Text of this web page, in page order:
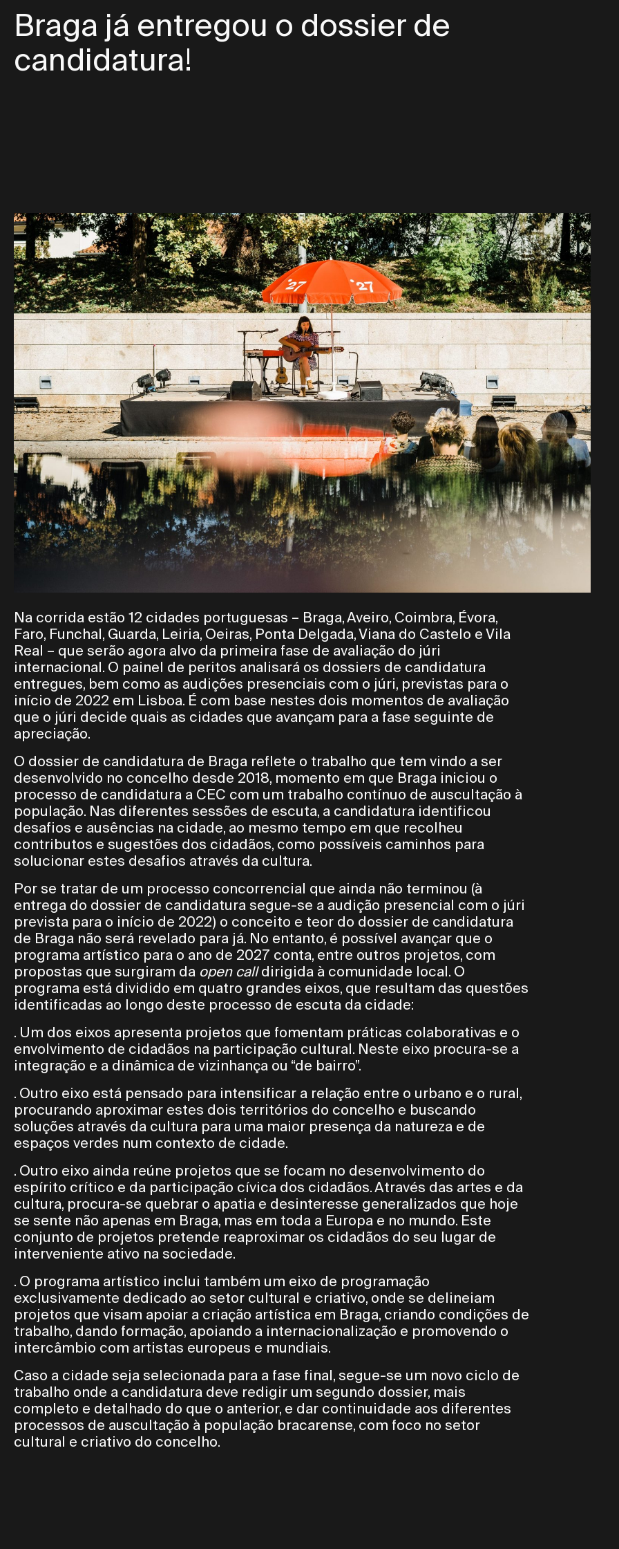
Braga já entregou o dossier de
candidatura!
Na corrida estão 12 cidades portuguesas – Braga, Aveiro, Coimbra, Évora,
Faro, Funchal, Guarda, Leiria, Oeiras, Ponta Delgada, Viana do Castelo e Vila
Real – que serão agora alvo da primeira fase de avaliação do júri
internacional. O painel de peritos analisará os dossiers de candidatura
entregues, bem como as audições presenciais com o júri, previstas para o
início de 2022 em Lisboa. É com base nestes dois momentos de avaliação
que o júri decide quais as cidades que avançam para a fase seguinte de
apreciação.
O dossier de candidatura de Braga reflete o trabalho que tem vindo a ser
desenvolvido no concelho desde 2018, momento em que Braga iniciou o
processo de candidatura a CEC com um trabalho contínuo de auscultação à
população. Nas diferentes sessões de escuta, a candidatura identificou
desafios e ausências na cidade, ao mesmo tempo em que recolheu
contributos e sugestões dos cidadãos, como possíveis caminhos para
solucionar estes desafios através da cultura.
Por se tratar de um processo concorrencial que ainda não terminou (à
entrega do dossier de candidatura segue-se a audição presencial com o júri
prevista para o início de 2022) o conceito e teor do dossier de candidatura
de Braga não será revelado para já. No entanto, é possível avançar que o
programa artístico para o ano de 2027 conta, entre outros projetos, com
propostas que surgiram da open calldirigida à comunidade local. O
programa está dividido em quatro grandes eixos, que resultam das questões
identificadas ao longo deste processo de escuta da cidade:
. Um dos eixos apresenta projetos que fomentam práticas colaborativas e o
envolvimento de cidadãos na participação cultural. Neste eixo procura-se a
integração e a dinâmica de vizinhança ou “de bairro”.
. Outro eixo está pensado para intensificar a relação entre o urbano e o rural,
procurando aproximar estes dois territórios do concelho e buscando
soluções através da cultura para uma maior presença da natureza e de
espaços verdes num contexto de cidade.
. Outro eixo ainda reúne projetos que se focam no desenvolvimento do
espírito crítico e da participação cívica dos cidadãos. Através das artes e da
cultura, procura-se quebrar o apatia e desinteresse generalizados que hoje
se sente não apenas em Braga, mas em toda a Europa e no mundo. Este
conjunto de projetos pretende reaproximar os cidadãos do seu lugar de
interveniente ativo na sociedade.
. O programa artístico inclui também um eixo de programação
exclusivamente dedicado ao setor cultural e criativo, onde se delineiam
projetos que visam apoiar a criação artística em Braga, criando condições de
trabalho, dando formação, apoiando a internacionalização e promovendo o
intercâmbio com artistas europeus e mundiais.
Caso a cidade seja selecionada para a fase final, segue-se um novo ciclo de
trabalho onde a candidatura deve redigir um segundo dossier, mais
completo e detalhado do que o anterior, e dar continuidade aos diferentes
processos de auscultação à população bracarense, com foco no setor
cultural e criativo do concelho.